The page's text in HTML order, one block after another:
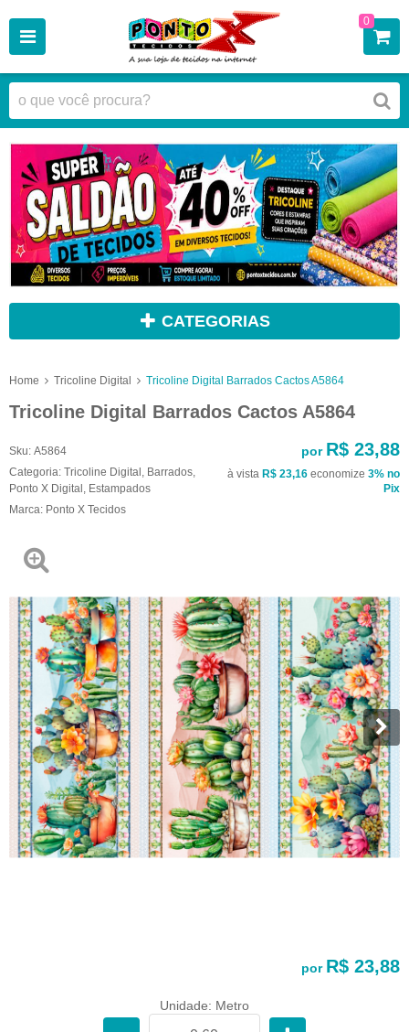
0
CATEGORIAS
Home Tricoline Digital Tricoline Digital Barrados Cactos A5864
Tricoline Digital Barrados Cactos A5864
Sku: A5864
Categoria: Tricoline Digital , Barrados,
Ponto X Digital , Estampados
Marca: Ponto X Tecidos
por R$ 23,88
à vista R$ 23,16 economize 3% no
Pix
por R$ 23,88
Unidade: Metro